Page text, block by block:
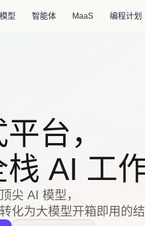
模型 智能体 MaaS 编程计划
台，
AI 工
尖 AI 模型，
化为大模型开箱即用的